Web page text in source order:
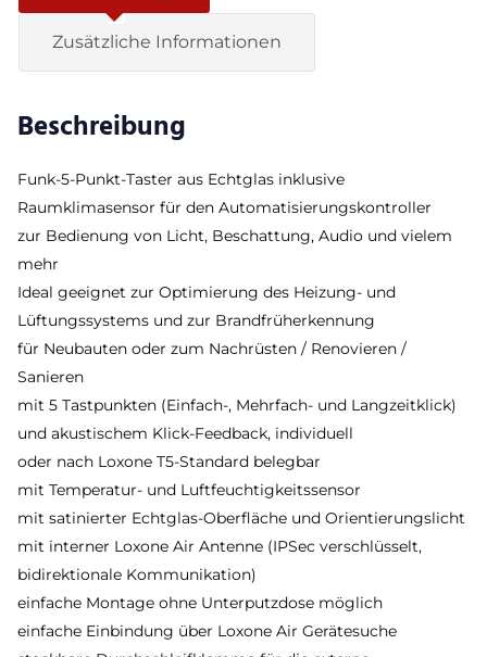
Zusätzliche Informationen
Beschreibung
Funk-5-Punkt-Taster aus Echtglas inklusive
Raumklimasensor für den Automatisierungskontroller
zur Bedienung von Licht, Beschattung, Audio und vielem
mehr
Ideal geeignet zur Optimierung des Heizung- und
Lüftungssystems und zur Brandfrüherkennung
für Neubauten oder zum Nachrüsten / Renovieren /
Sanieren
mit 5 Tastpunkten (Einfach-, Mehrfach- und Langzeitklick)
und akustischem Klick-Feedback, individuell
oder nach Loxone T5-Standard belegbar
mit Temperatur- und Luftfeuchtigkeitssensor
mit satinierter Echtglas-Oberfläche und Orientierungslicht
mit interner Loxone Air Antenne (IPSec verschlüsselt,
bidirektionale Kommunikation)
einfache Montage ohne Unterputzdose möglich
einfache Einbindung über Loxone Air Gerätesuche